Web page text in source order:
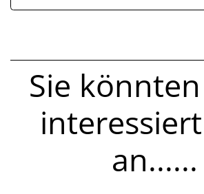
Sie
an......